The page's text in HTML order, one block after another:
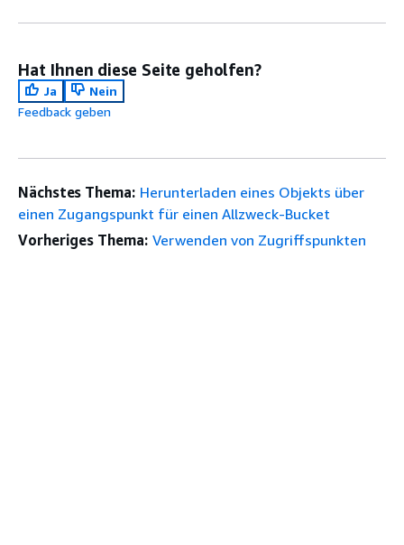
Hat Ihnen diese Seite geholfen?
Ja
Nein
Feedback geben
Nächstes Thema: Herunterladen eines Objekts über
einen Zugangspunkt für einen Allzweck-Bucket
Vorheriges Thema: Verwenden von Zugriffspunkten